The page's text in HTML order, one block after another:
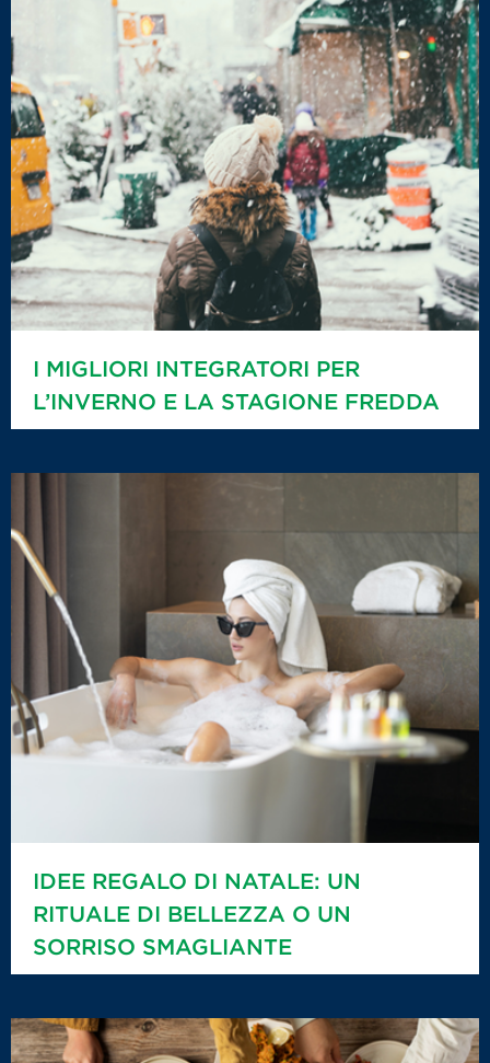
I MIGLIORI INTEGRATORI PER
L’INVERNO E LA STAGIONE FREDDA
IDEE REGALO DI NATALE: UN
RITUALE DI BELLEZZA O UN
SORRISO SMAGLIANTE